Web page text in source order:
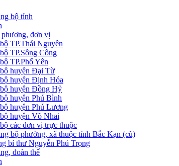
bộ tỉnh
đơn vị
TP.Thái Nguyên
TP.Sông Công
TP.Phổ Yên
huyện Đại Từ
huyện Định Hóa
huyện Đồng Hỷ
huyện Phú Bình
huyện Phú Lương
huyện Võ Nhai
các đơn vị trực thuộc
bộ phường, xã thuộc tỉnh Bắc Kạn (cũ)
bí thư Nguyễn Phú Trọng
đoàn thể